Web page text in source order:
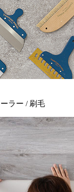
ラー / 刷毛